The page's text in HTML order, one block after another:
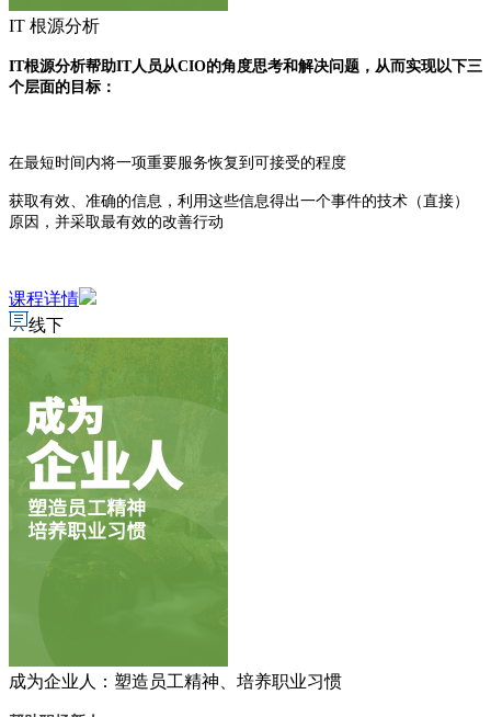
IT 根源分析
IT根源分析帮助IT人员从CIO的角度思考和解决问题，从而实现以下三
个层面的目标：
在最短时间内将一项重要服务恢复到可接受的程度
获取有效、准确的信息，利用这些信息得出一个事件的技术（直接）
原因，并采取最有效的改善行动
课程详情
线下
成为企业人：塑造员工精神、培养职业习惯